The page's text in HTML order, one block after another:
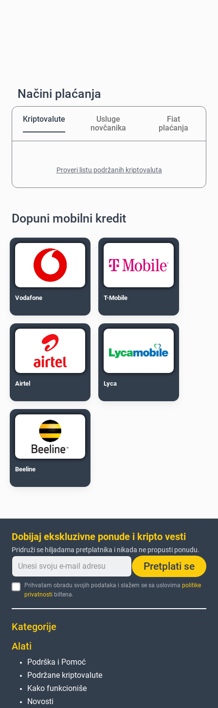
Načini plaćanja
Kriptovalute
Usluge
novčanika
Fiat
plaćanja
Proveri listu podržanih kriptovaluta
Dopuni mobilni kredit
Vodafone T-Mobile
Airtel Lyca
Beeline
Dobijaj ekskluzivne ponude i kripto vesti
Pridruži se hiljadama pretplatnika i nikada ne propusti ponudu.
Pretplati se
Prihvatam obradu svojih podataka i slažem se sa uslovimapolitike
privatnosti biltena.
Kategorije
Alati
Podrška i Pomoć
Podržane kriptovalute
Kako funkcioniše
Novosti